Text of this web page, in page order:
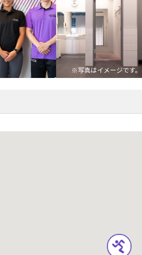
※写真はイメージです。